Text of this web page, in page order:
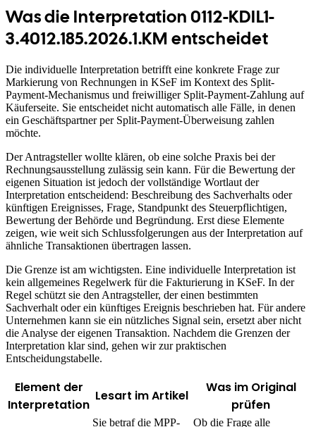
Was die Interpretation 0112-KDIL1-
3.4012.185.2026.1.KM entscheidet
Die individuelle Interpretation betrifft eine konkrete Frage zur
Markierung von Rechnungen in KSeF im Kontext des Split-
Payment-Mechanismus und freiwilliger Split-Payment-Zahlung auf
Käuferseite. Sie entscheidet nicht automatisch alle Fälle, in denen
ein Geschäftspartner per Split-Payment-Überweisung zahlen
möchte.
Der Antragsteller wollte klären, ob eine solche Praxis bei der
Rechnungsausstellung zulässig sein kann. Für die Bewertung der
eigenen Situation ist jedoch der vollständige Wortlaut der
Interpretation entscheidend: Beschreibung des Sachverhalts oder
künftigen Ereignisses, Frage, Standpunkt des Steuerpflichtigen,
Bewertung der Behörde und Begründung. Erst diese Elemente
zeigen, wie weit sich Schlussfolgerungen aus der Interpretation auf
ähnliche Transaktionen übertragen lassen.
Die Grenze ist am wichtigsten. Eine individuelle Interpretation ist
kein allgemeines Regelwerk für die Fakturierung in KSeF. In der
Regel schützt sie den Antragsteller, der einen bestimmten
Sachverhalt oder ein künftiges Ereignis beschrieben hat. Für andere
Unternehmen kann sie ein nützliches Signal sein, ersetzt aber nicht
die Analyse der eigenen Transaktion. Nachdem die Grenzen der
Interpretation klar sind, gehen wir zur praktischen
Entscheidungstabelle.
Element der
Interpretation
Lesart im Artikel
Was im Original
prüfen
Sie betraf die MPP- Ob die Frage alle